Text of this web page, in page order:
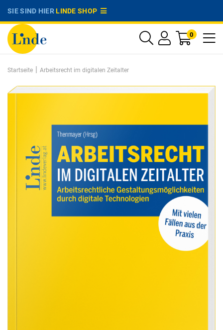
SIE SIND HIERLINDE SHOP
0
Startseite | Arbeitsrecht im digitalen Zeitalter